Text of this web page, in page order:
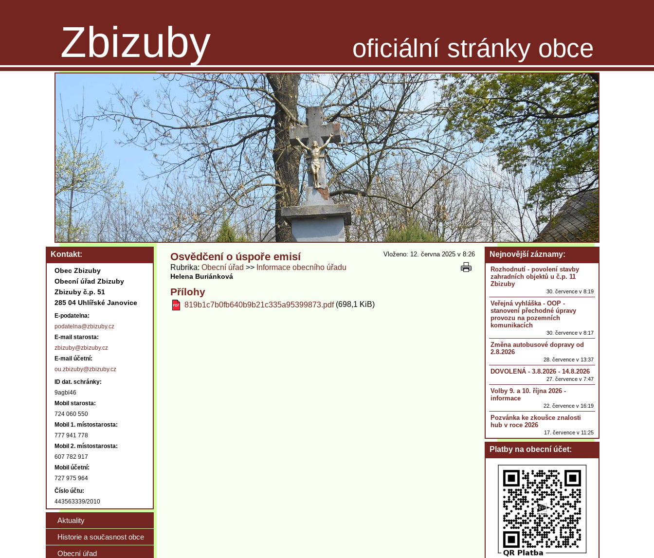
Zbizuby oficiální stránky obce
Osvědčení o úspoře emisí
Rubrika Obecní úřad Informace obecního úřadu
Helena Buriánková
Vloženo: 12. června 2025 v 8:26
Přílohy
819b1c7b0fb640b9b21c335a95399873.pdf(698,1 KiB)
Kontakt
Obec Zbizuby
Obecní úřad Zbizuby
Zbizuby č.p. 51
285 04 Uhlířské Janovice
E-podatelna:
podatelna@zbizuby.cz
E-mail starosta:
zbizuby@zbizuby.cz
E-mail účetní:
ou.zbizuby@zbizuby.cz
ID dat. schránky:
9agbi46
Mobil starosta:
724 060 550
Mobil 1. místostarosta:
777 941 778
Mobil 2. místostarosta:
607 782 917
Mobil účetní:
727 975 964
Číslo účtu:
443563339/2010
Aktuality
Historie a současnost obce
Obecní úřad
Nejnovější záznamy
Rozhodnutí - povolení stavby
zahradních objektů u č.p. 11
Zbizuby
30. července v 8:19
Veřejná vyhláška - OOP -
stanovení přechodné úpravy
provozu na pozemních
komunikacích
30. července v 8:17
Změna autobusové dopravy od
2.8.2026
28. července v 13:37
DOVOLENÁ - 3.8.2026 - 14.8.2026
27. července v 7:47
Volby 9. a 10. října 2026 -
informace
22. července v 16:19
Pozvánka ke zkoušce znalosti
hub v roce 2026
17. července v 11:25
Platby na obecní účet